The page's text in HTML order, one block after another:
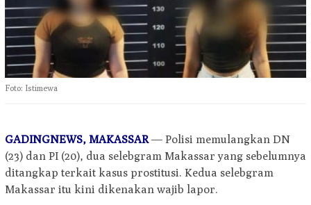
Foto: Istimewa
GADINGNEWS, MAKASSAR— Polisi memulangkan DN
(23) dan PI (20), dua selebgram Makassar yang sebelumnya
ditangkap terkait kasus prostitusi. Kedua selebgram
Makassar itu kini dikenakan wajib lapor.